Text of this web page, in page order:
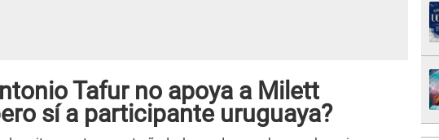
Tafur no apoya a Milett
sí a participante uruguaya?